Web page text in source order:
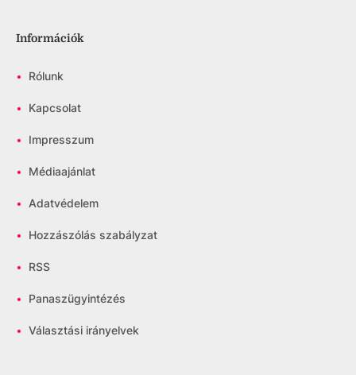
Információk
• Rólunk
• Kapcsolat
• Impresszum
• Médiaajánlat
• Adatvédelem
• Hozzászólás szabályzat
• RSS
• Panaszügyintézés
• Választási irányelvek